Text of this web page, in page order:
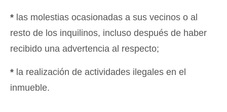
* las molestias ocasionadas a sus vecinos o al
resto de los inquilinos, incluso después de haber
recibido una advertencia al respecto;
* la realización de actividades ilegales en el
inmueble.